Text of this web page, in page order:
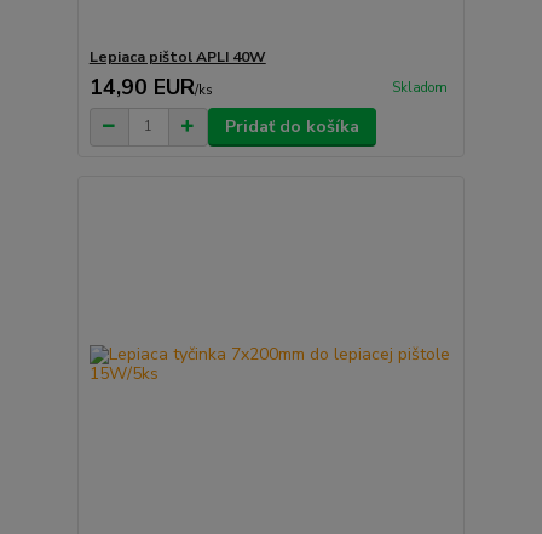
Lepiaca pištol APLI 40W
14,90 EUR/ks Skladom
Pridať do košíka